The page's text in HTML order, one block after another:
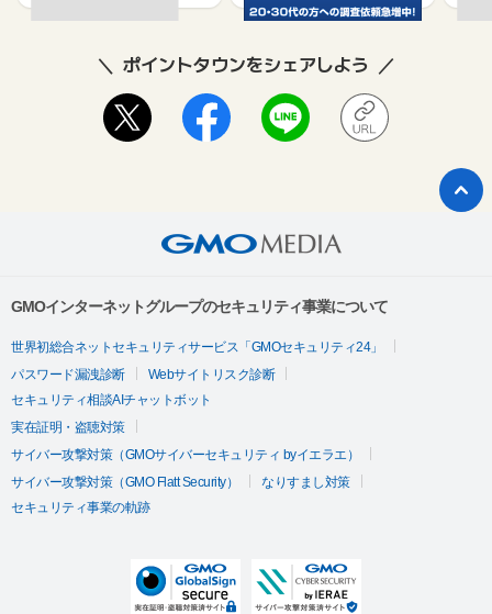
ポイントタウンをシェアしよう
GMOインターネットグループのセキュリティ事業について
世界初総合ネットセキュリティサービス「GMOセキュリティ24」
パスワード漏洩診断
Webサイトリスク診断
セキュリティ相談AIチャットボット
実在証明・盗聴対策
サイバー攻撃対策（GMOサイバーセキュリティ byイエラエ）
サイバー攻撃対策（GMO Flatt Security）
なりすまし対策
セキュリティ事業の軌跡